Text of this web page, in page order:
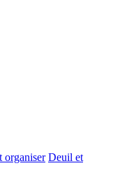
organiser Deuil et